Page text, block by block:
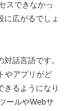
スできなかっ
に広がるでしょ
話言語です。
やアプリがど
きるようになり
ールやWebサ